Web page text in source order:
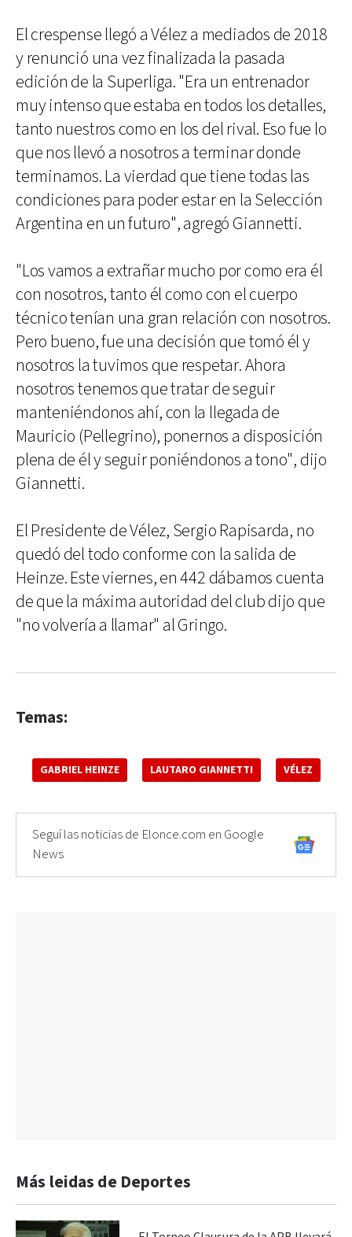
El crespense llegó a Vélez a mediados de 2018
y renunció una vez finalizada la pasada
edición de la Superliga. "Era un entrenador
muy intenso que estaba en todos los detalles,
tanto nuestros como en los del rival. Eso fue lo
que nos llevó a nosotros a terminar donde
terminamos. La vierdad que tiene todas las
condiciones para poder estar en la Selección
Argentina en un futuro", agregó Giannetti.
"Los vamos a extrañar mucho por como era él
con nosotros, tanto él como con el cuerpo
técnico tenían una gran relación con nosotros.
Pero bueno, fue una decisión que tomó él y
nosotros la tuvimos que respetar. Ahora
nosotros tenemos que tratar de seguir
manteniéndonos ahí, con la llegada de
Mauricio (Pellegrino), ponernos a disposición
plena de él y seguir poniéndonos a tono", dijo
Giannetti.
El Presidente de Vélez, Sergio Rapisarda, no
quedó del todo conforme con la salida de
Heinze. Este viernes, en 442 dábamos cuenta
de que la máxima autoridad del club dijo que
"no volvería a llamar" al Gringo.
Temas:
GABRIEL HEINZE LAUTARO GIANNETTI VÉLEZ
Seguí las noticias de Elonce.com en Google
News
Más leidas de Deportes